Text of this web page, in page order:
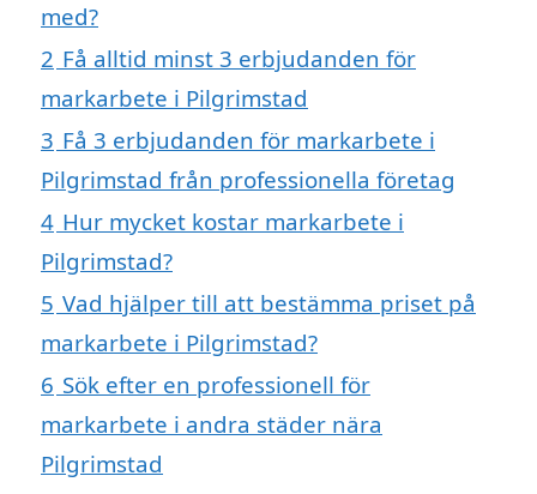
med?
2 Få alltid minst 3 erbjudanden för
markarbete i Pilgrimstad
3 Få 3 erbjudanden för markarbete i
Pilgrimstad från professionella företag
4 Hur mycket kostar markarbete i
Pilgrimstad?
5 Vad hjälper till att bestämma priset på
markarbete i Pilgrimstad?
6 Sök efter en professionell för
markarbete i andra städer nära
Pilgrimstad